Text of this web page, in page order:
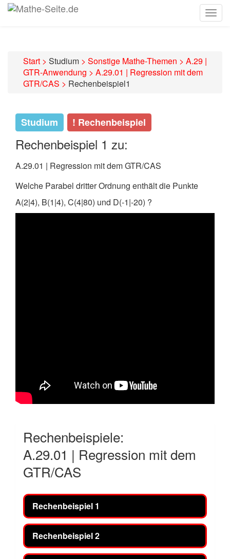
Start > Studium > Sonstige Mathe-Themen > A.29 |
GTR-Anwendung > A.29.01 | Regression mit dem
GTR/CAS > Rechenbeispiel1
Studium ! Rechenbeispiel
Rechenbeispiel 1 zu:
A.29.01 | Regression mit dem GTR/CAS
Welche Parabel dritter Ordnung enthält die Punkte
A(2|4), B(1|4), C(4|80) und D(-1|-20) ?
Rechenbeispiele:
A.29.01 | Regression mit dem
GTR/CAS
Rechenbeispiel 1
Rechenbeispiel 2